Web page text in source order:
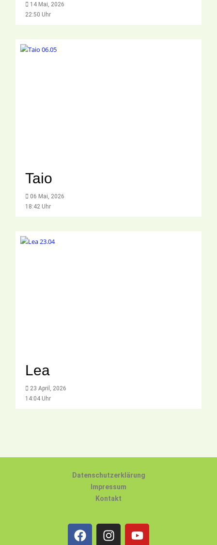
14 Mai, 2026
22:50 Uhr
Taio
06 Mai, 2026
18:42 Uhr
Lea
23 April, 2026
14:04 Uhr
Datenschutzerklärung
Impressum
Kontakt